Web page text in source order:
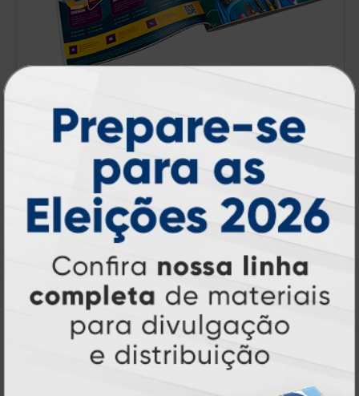
Catálogos e Revistas
R$ 324,00
50 un.